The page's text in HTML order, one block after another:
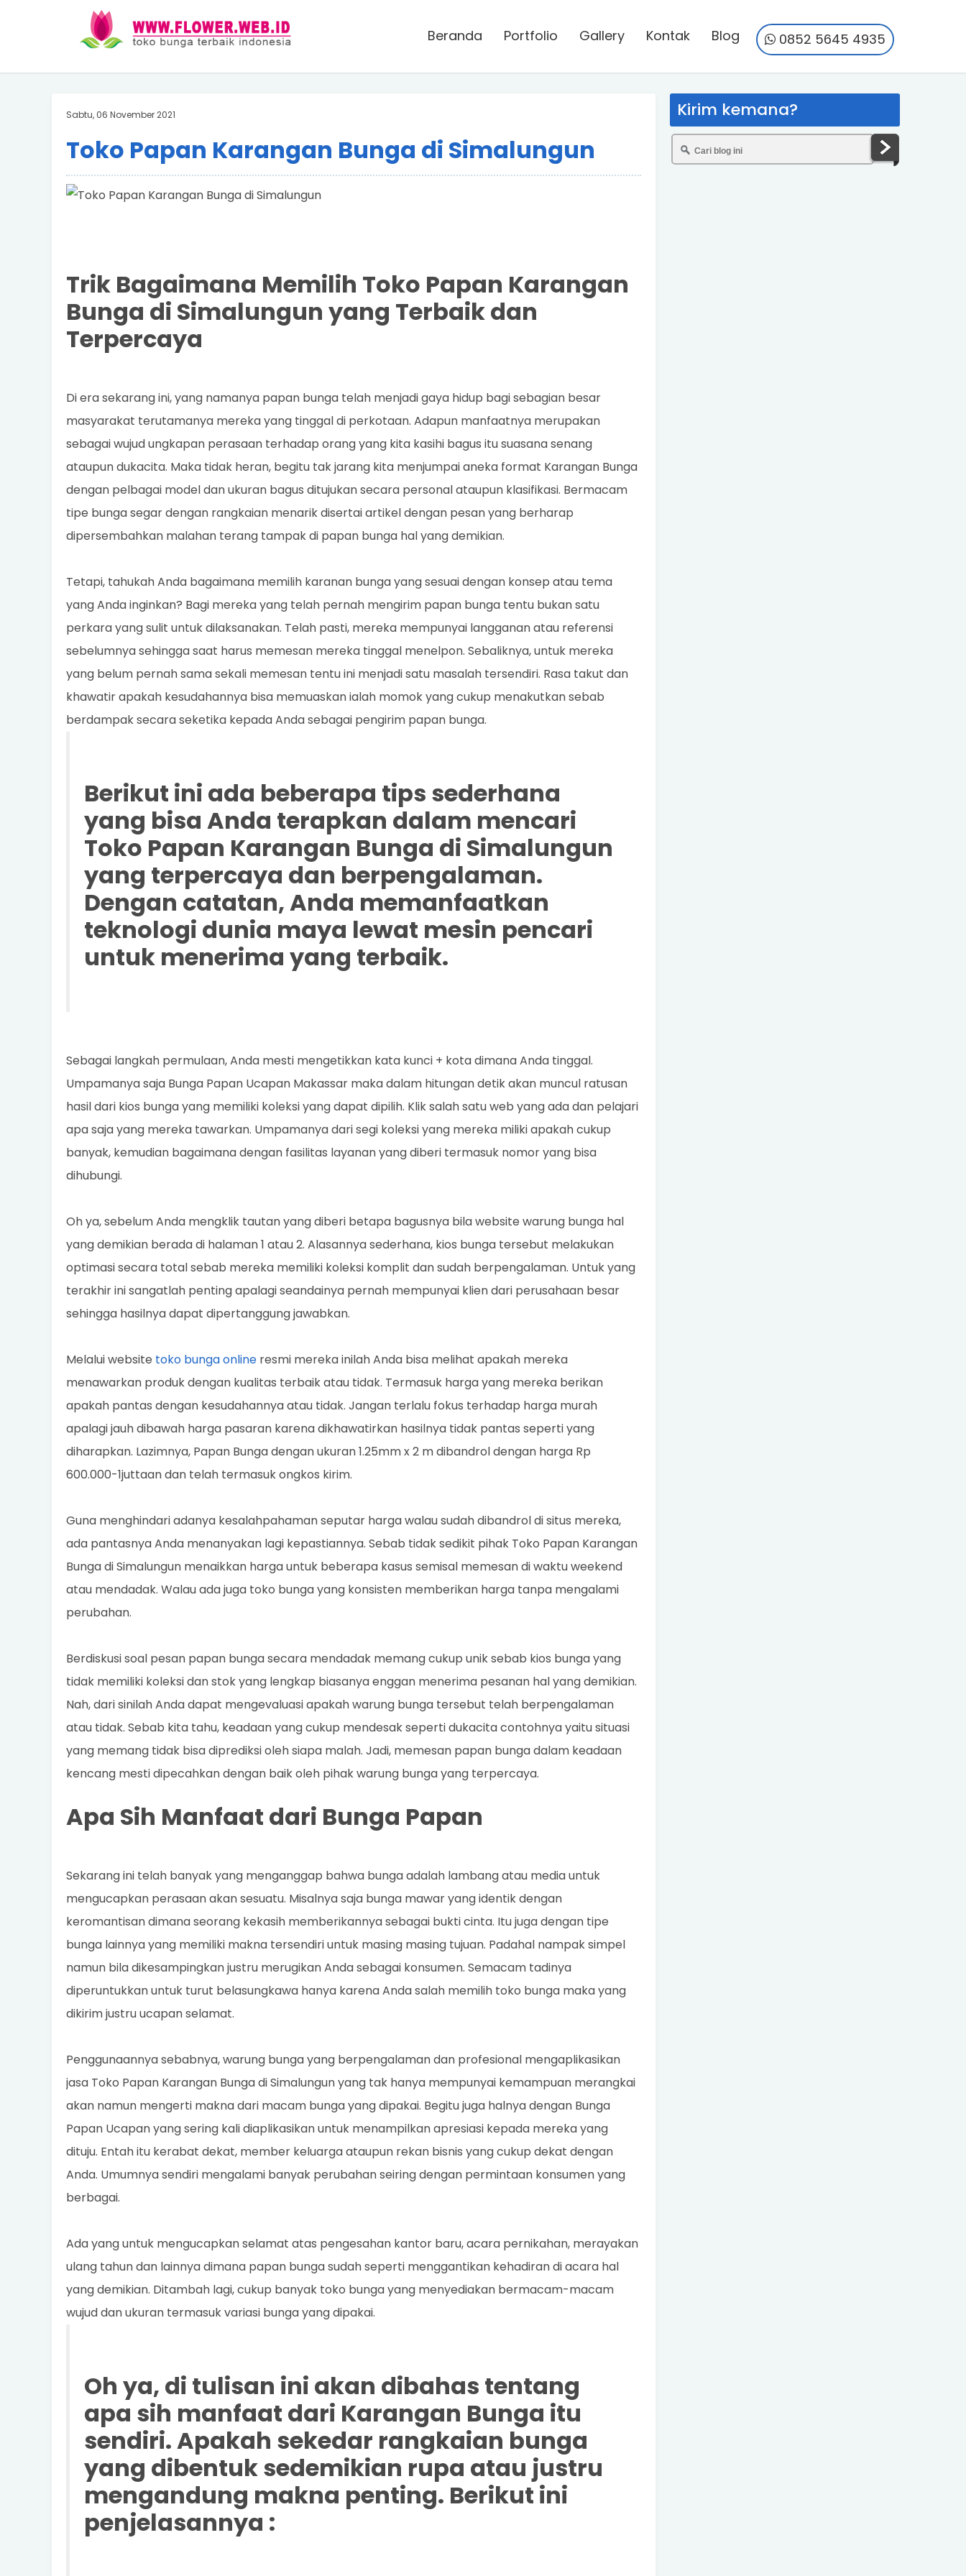
Beranda Portfolio Gallery Kontak Blog 0852 5645 4935
Sabtu, 06 November 2021
Toko Papan Karangan Bunga di Simalungun
Trik Bagaimana Memilih Toko Papan Karangan
Bunga di Simalungun yang Terbaik dan
Terpercaya
Di era sekarang ini, yang namanya papan bunga telah menjadi gaya hidup bagi sebagian besar
masyarakat terutamanya mereka yang tinggal di perkotaan. Adapun manfaatnya merupakan
sebagai wujud ungkapan perasaan terhadap orang yang kita kasihi bagus itu suasana senang
ataupun dukacita. Maka tidak heran, begitu tak jarang kita menjumpai aneka format Karangan Bunga
dengan pelbagai model dan ukuran bagus ditujukan secara personal ataupun klasifikasi. Bermacam
tipe bunga segar dengan rangkaian menarik disertai artikel dengan pesan yang berharap
dipersembahkan malahan terang tampak di papan bunga hal yang demikian.
Tetapi, tahukah Anda bagaimana memilih karanan bunga yang sesuai dengan konsep atau tema
yang Anda inginkan? Bagi mereka yang telah pernah mengirim papan bunga tentu bukan satu
perkara yang sulit untuk dilaksanakan. Telah pasti, mereka mempunyai langganan atau referensi
sebelumnya sehingga saat harus memesan mereka tinggal menelpon. Sebaliknya, untuk mereka
yang belum pernah sama sekali memesan tentu ini menjadi satu masalah tersendiri. Rasa takut dan
khawatir apakah kesudahannya bisa memuaskan ialah momok yang cukup menakutkan sebab
berdampak secara seketika kepada Anda sebagai pengirim papan bunga.
Berikut ini ada beberapa tips sederhana
yang bisa Anda terapkan dalam mencari
Toko Papan Karangan Bunga di Simalungun
yang terpercaya dan berpengalaman.
Dengan catatan, Anda memanfaatkan
teknologi dunia maya lewat mesin pencari
untuk menerima yang terbaik.
Sebagai langkah permulaan, Anda mesti mengetikkan kata kunci + kota dimana Anda tinggal.
Umpamanya saja Bunga Papan Ucapan Makassar maka dalam hitungan detik akan muncul ratusan
hasil dari kios bunga yang memiliki koleksi yang dapat dipilih. Klik salah satu web yang ada dan pelajari
apa saja yang mereka tawarkan. Umpamanya dari segi koleksi yang mereka miliki apakah cukup
banyak, kemudian bagaimana dengan fasilitas layanan yang diberi termasuk nomor yang bisa
dihubungi.
Oh ya, sebelum Anda mengklik tautan yang diberi betapa bagusnya bila website warung bunga hal
yang demikian berada di halaman 1 atau 2. Alasannya sederhana, kios bunga tersebut melakukan
optimasi secara total sebab mereka memiliki koleksi komplit dan sudah berpengalaman. Untuk yang
terakhir ini sangatlah penting apalagi seandainya pernah mempunyai klien dari perusahaan besar
sehingga hasilnya dapat dipertanggung jawabkan.
Melalui website toko bunga online resmi mereka inilah Anda bisa melihat apakah mereka
menawarkan produk dengan kualitas terbaik atau tidak. Termasuk harga yang mereka berikan
apakah pantas dengan kesudahannya atau tidak. Jangan terlalu fokus terhadap harga murah
apalagi jauh dibawah harga pasaran karena dikhawatirkan hasilnya tidak pantas seperti yang
diharapkan. Lazimnya, Papan Bunga dengan ukuran 1.25mm x 2 m dibandrol dengan harga Rp
600.000-1juttaan dan telah termasuk ongkos kirim.
Guna menghindari adanya kesalahpahaman seputar harga walau sudah dibandrol di situs mereka,
ada pantasnya Anda menanyakan lagi kepastiannya. Sebab tidak sedikit pihak Toko Papan Karangan
Bunga di Simalungun menaikkan harga untuk beberapa kasus semisal memesan di waktu weekend
atau mendadak. Walau ada juga toko bunga yang konsisten memberikan harga tanpa mengalami
perubahan.
Berdiskusi soal pesan papan bunga secara mendadak memang cukup unik sebab kios bunga yang
tidak memiliki koleksi dan stok yang lengkap biasanya enggan menerima pesanan hal yang demikian.
Nah, dari sinilah Anda dapat mengevaluasi apakah warung bunga tersebut telah berpengalaman
atau tidak. Sebab kita tahu, keadaan yang cukup mendesak seperti dukacita contohnya yaitu situasi
yang memang tidak bisa diprediksi oleh siapa malah. Jadi, memesan papan bunga dalam keadaan
kencang mesti dipecahkan dengan baik oleh pihak warung bunga yang terpercaya.
Apa Sih Manfaat dari Bunga Papan
Sekarang ini telah banyak yang menganggap bahwa bunga adalah lambang atau media untuk
mengucapkan perasaan akan sesuatu. Misalnya saja bunga mawar yang identik dengan
keromantisan dimana seorang kekasih memberikannya sebagai bukti cinta. Itu juga dengan tipe
bunga lainnya yang memiliki makna tersendiri untuk masing masing tujuan. Padahal nampak simpel
namun bila dikesampingkan justru merugikan Anda sebagai konsumen. Semacam tadinya
diperuntukkan untuk turut belasungkawa hanya karena Anda salah memilih toko bunga maka yang
dikirim justru ucapan selamat.
Penggunaannya sebabnya, warung bunga yang berpengalaman dan profesional mengaplikasikan
jasa Toko Papan Karangan Bunga di Simalungun yang tak hanya mempunyai kemampuan merangkai
akan namun mengerti makna dari macam bunga yang dipakai. Begitu juga halnya dengan Bunga
Papan Ucapan yang sering kali diaplikasikan untuk menampilkan apresiasi kepada mereka yang
dituju. Entah itu kerabat dekat, member keluarga ataupun rekan bisnis yang cukup dekat dengan
Anda. Umumnya sendiri mengalami banyak perubahan seiring dengan permintaan konsumen yang
berbagai.
Ada yang untuk mengucapkan selamat atas pengesahan kantor baru, acara pernikahan, merayakan
ulang tahun dan lainnya dimana papan bunga sudah seperti menggantikan kehadiran di acara hal
yang demikian. Ditambah lagi, cukup banyak toko bunga yang menyediakan bermacam-macam
wujud dan ukuran termasuk variasi bunga yang dipakai.
Oh ya, di tulisan ini akan dibahas tentang
apa sih manfaat dari Karangan Bunga itu
sendiri. Apakah sekedar rangkaian bunga
yang dibentuk sedemikian rupa atau justru
mengandung makna penting. Berikut ini
penjelasannya :
Kirim kemana?